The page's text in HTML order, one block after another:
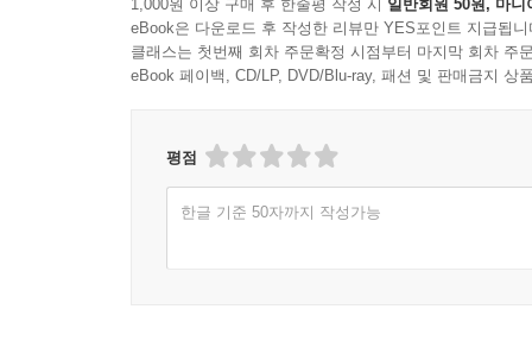
1,000원 이상 구매 후 한줄평 작성 시 일반회원 50원, 마니
eBook은 다운로드 후 작성한 리뷰만 YES포인트 지급됩니
클래스는 첫번째 회차 주문확정 시점부터 마지막 회차 주
eBook 페이백, CD/LP, DVD/Blu-ray, 패션 및 판매금지 상
평점
한글 기준 50자까지 작성가능